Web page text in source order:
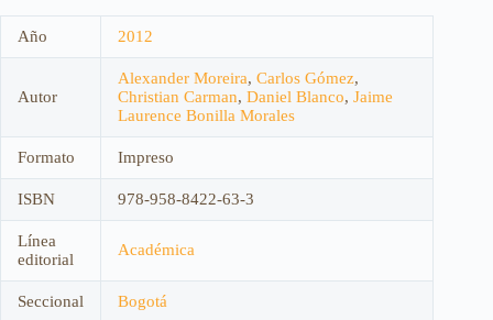
Año 2012
Autor
Alexander Moreira, Carlos Gómez,
Christian Carman, Daniel Blanco, Jaime
Laurence Bonilla Morales
Formato Impreso
ISBN 978-958-8422-63-3
Línea
editorial
Académica
Seccional Bogotá